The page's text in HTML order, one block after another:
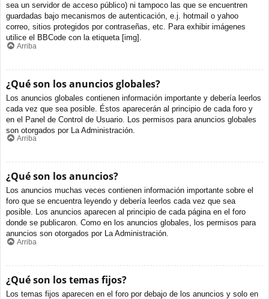
sea un servidor de acceso público) ni tampoco las que se encuentren
guardadas bajo mecanismos de autenticación, e.j. hotmail o yahoo
correo, sitios protegidos por contraseñas, etc. Para exhibir imágenes
utilice el BBCode con la etiqueta [img].
Arriba
¿Qué son los anuncios globales?
Los anuncios globales contienen información importante y debería leerlos
cada vez que sea posible. Éstos aparecerán al principio de cada foro y
en el Panel de Control de Usuario. Los permisos para anuncios globales
son otorgados por La Administración.
Arriba
¿Qué son los anuncios?
Los anuncios muchas veces contienen información importante sobre el
foro que se encuentra leyendo y debería leerlos cada vez que sea
posible. Los anuncios aparecen al principio de cada página en el foro
donde se publicaron. Como en los anuncios globales, los permisos para
anuncios son otorgados por La Administración.
Arriba
¿Qué son los temas fijos?
Los temas fijos aparecen en el foro por debajo de los anuncios y solo en